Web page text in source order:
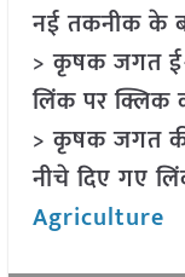
नई तकनीक के
> कृषक जगत
लिंक पर क्लिक
> कृषक जगत
नीचे दिए गए
Agriculture